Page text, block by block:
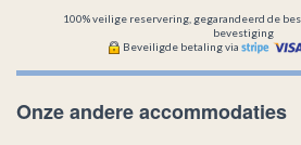
100% veilige reservering, gegarandeerd de
bevestiging
Beveiligde betaling via
Onze andere accommodaties